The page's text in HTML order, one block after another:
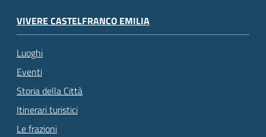
VIVERE CASTELFRANCO EMILIA
Luoghi
Eventi
Storia della Città
Itinerari turistici
Le frazioni